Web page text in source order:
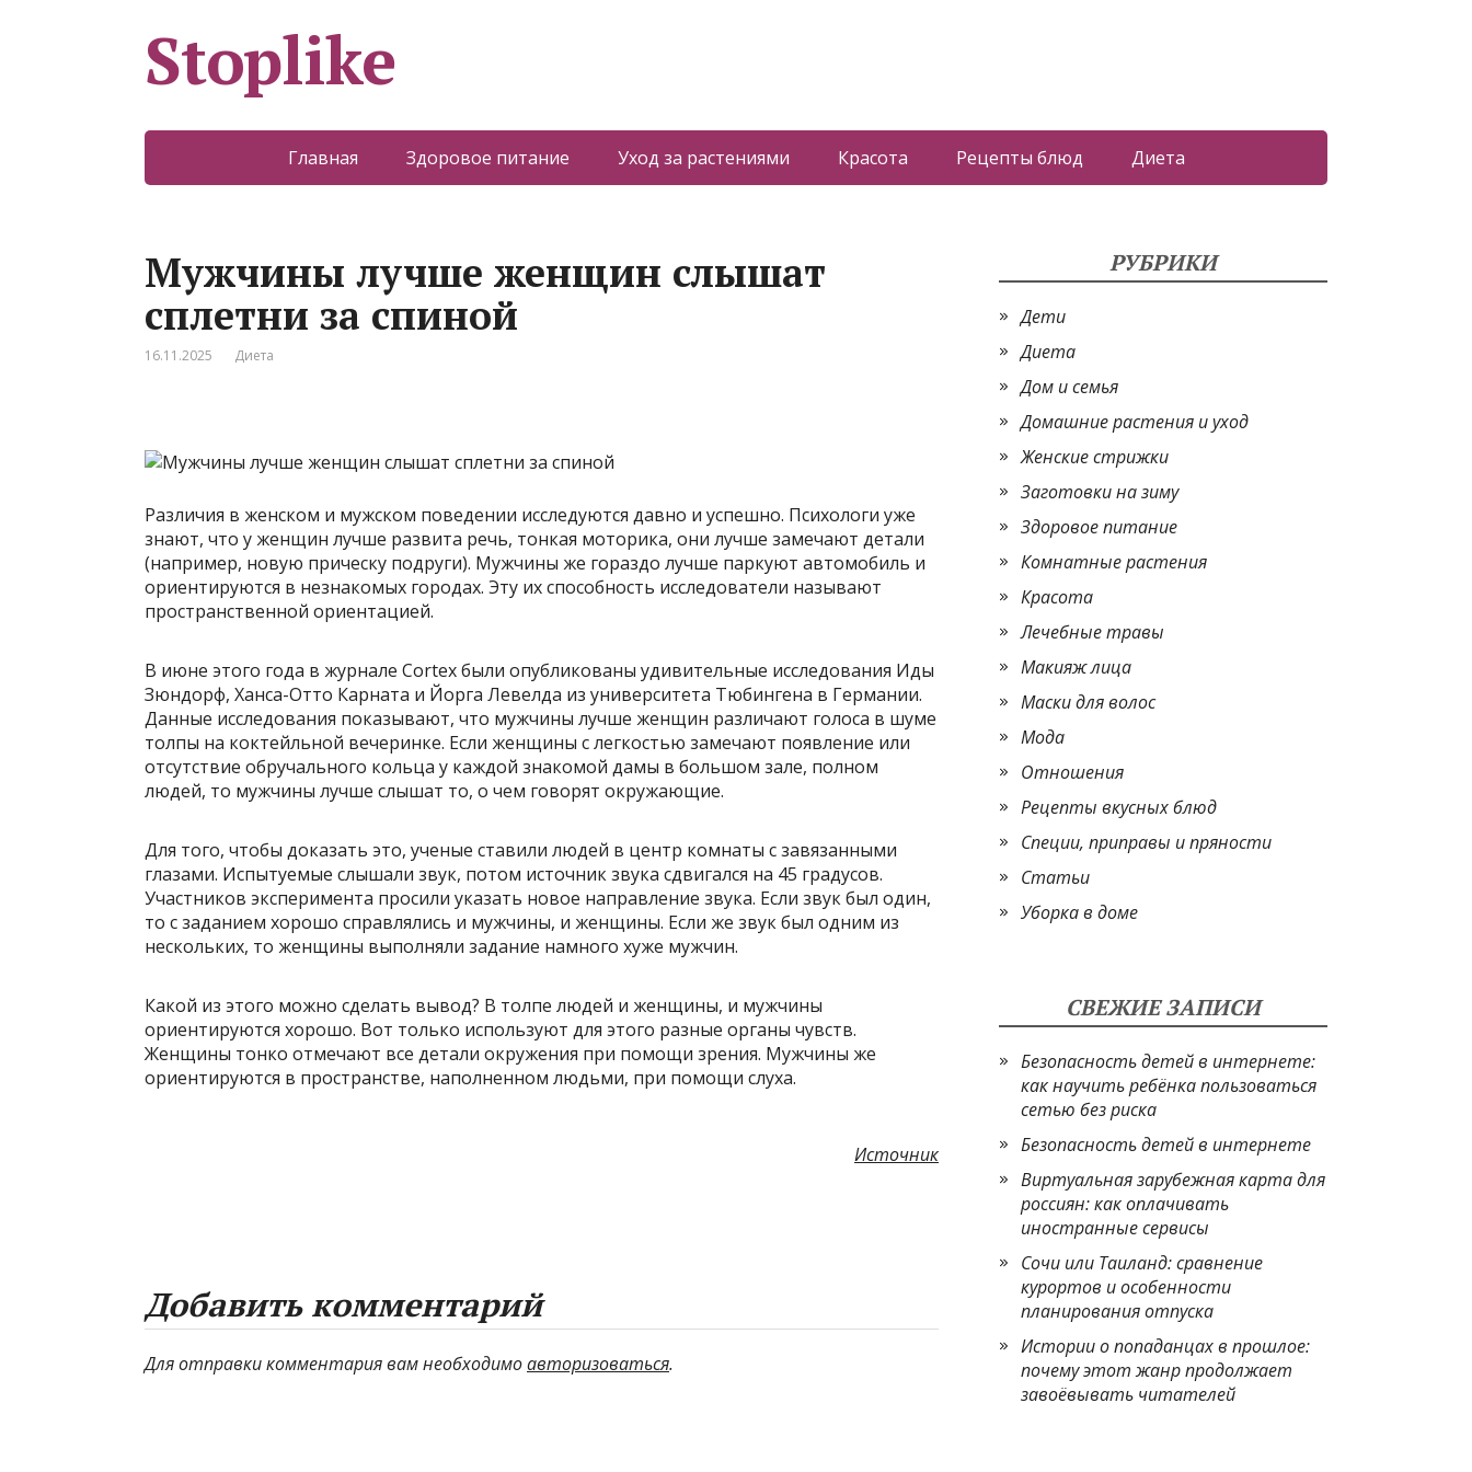
Stoplike
Главная Здоровое питание Уход за растениями Красота Рецепты блюд Диета
Мужчины лучше женщин слышат
сплетни за спиной
16.11.2025 Диета
Различия в женском и мужском поведении исследуются давно и успешно. Психологи уже
знают, что у женщин лучше развита речь, тонкая моторика, они лучше замечают детали
(например, новую прическу подруги). Мужчины же гораздо лучше паркуют автомобиль и
ориентируются в незнакомых городах. Эту их способность исследователи называют
пространственной ориентацией.
В июне этого года в журнале Cortex были опубликованы удивительные исследования Иды
Зюндорф, Ханса-Отто Карната и Йорга Левелда из университета Тюбингена в Германии.
Данные исследования показывают, что мужчины лучше женщин различают голоса в шуме
толпы на коктейльной вечеринке. Если женщины с легкостью замечают появление или
отсутствие обручального кольца у каждой знакомой дамы в большом зале, полном
людей, то мужчины лучше слышат то, о чем говорят окружающие.
Для того, чтобы доказать это, ученые ставили людей в центр комнаты с завязанными
глазами. Испытуемые слышали звук, потом источник звука сдвигался на 45 градусов.
Участников эксперимента просили указать новое направление звука. Если звук был один,
то с заданием хорошо справлялись и мужчины, и женщины. Если же звук был одним из
нескольких, то женщины выполняли задание намного хуже мужчин.
Какой из этого можно сделать вывод? В толпе людей и женщины, и мужчины
ориентируются хорошо. Вот только используют для этого разные органы чувств.
Женщины тонко отмечают все детали окружения при помощи зрения. Мужчины же
ориентируются в пространстве, наполненном людьми, при помощи слуха.
Источник
Добавить комментарий
Для отправки комментария вам необходимоавторизоваться.
РУБРИКИ
Дети
Диета
Дом и семья
Домашние растения и уход
Женские стрижки
Заготовки на зиму
Здоровое питание
Комнатные растения
Красота
Лечебные травы
Макияж лица
Маски для волос
Мода
Отношения
Рецепты вкусных блюд
Специи, приправы и пряности
Статьи
Уборка в доме
СВЕЖИЕ ЗАПИСИ
Безопасность детей в интернете:
как научить ребёнка пользоваться
сетью без риска
Безопасность детей в интернете
Виртуальная зарубежная карта для
россиян: как оплачивать
иностранные сервисы
Сочи или Таиланд: сравнение
курортов и особенности
планирования отпуска
Истории о попаданцах в прошлое:
почему этот жанр продолжает
завоёвывать читателей